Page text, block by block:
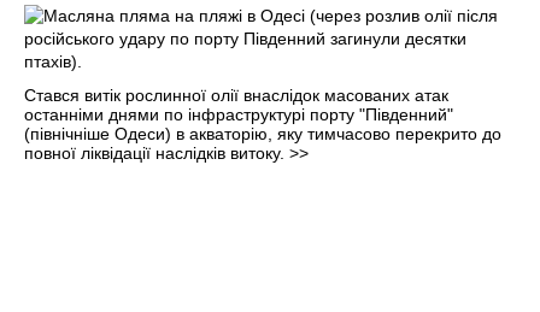
Стався витік рослинної олії внаслідок масованих атак
останніми днями по інфраструктурі порту "Південний"
(північніше Одеси) в акваторію, яку тимчасово перекрито до
повної ліквідації наслідків витоку. >>